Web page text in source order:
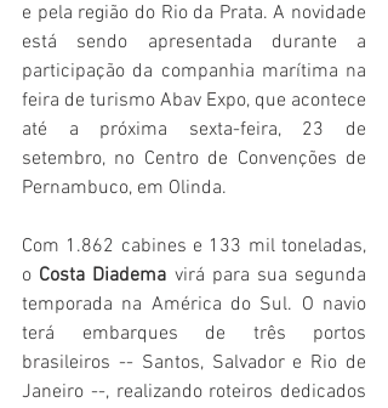
e pela região do Rio da Prata. A novidade
está sendo apresentada durante a
participação da companhia marítima na
feira de turismo Abav Expo, que acontece
até a próxima sexta-feira, 23 de
setembro, no Centro de Convenções de
Pernambuco, em Olinda.
Com 1.862 cabines e 133 mil toneladas,
o Costa Diadema virá para sua segunda
temporada na América do Sul. O navio
terá embarques de três portos
brasileiros -- Santos, Salvador e Rio de
Janeiro --, realizando roteiros dedicados